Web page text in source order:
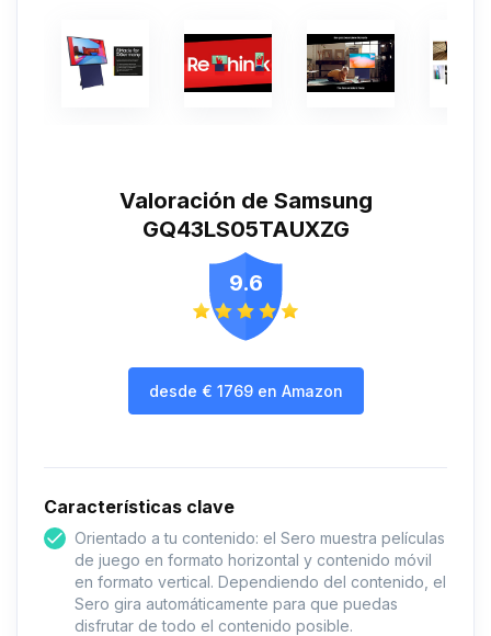
Valoración de Samsung
GQ43LS05TAUXZG
9.6
desde € 1769en Amazon
Características clave
Orientado a tu contenido: el Sero muestra películas
de juego en formato horizontal y contenido móvil
en formato vertical. Dependiendo del contenido, el
Sero gira automáticamente para que puedas
disfrutar de todo el contenido posible.